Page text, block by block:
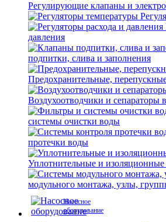
Регулирующие клапаны и
давления
подпитки, слива и заполнения
Предохранительные,
Воздухоотводчики и сепараторы
системы очистки воды
протечки воды
Уплотнительные и
модульного монтажа, узлы,
Насосное
оборудование